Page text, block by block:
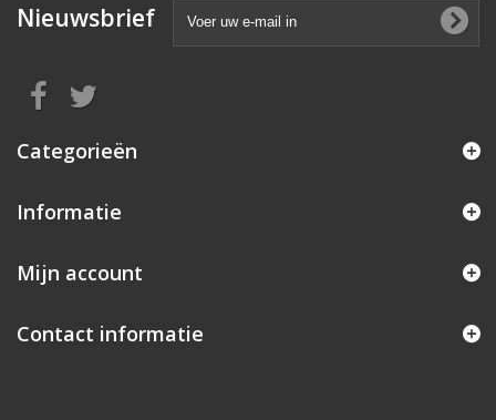
Nieuwsbrief
Categorieën
Informatie
Mijn account
Contact informatie